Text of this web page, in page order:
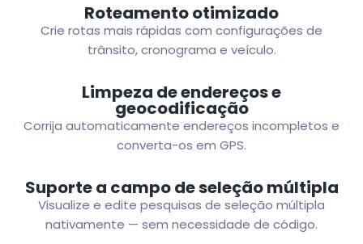
Roteamento otimizado
Crie rotas mais rápidas com configurações de
trânsito, cronograma e veículo.
Limpeza de endereços e
geocodificação
Corrija automaticamente endereços incompletos e
converta-os em GPS.
Suporte a campo de seleção múltipla
Visualize e edite pesquisas de seleção múltipla
nativamente — sem necessidade de código.